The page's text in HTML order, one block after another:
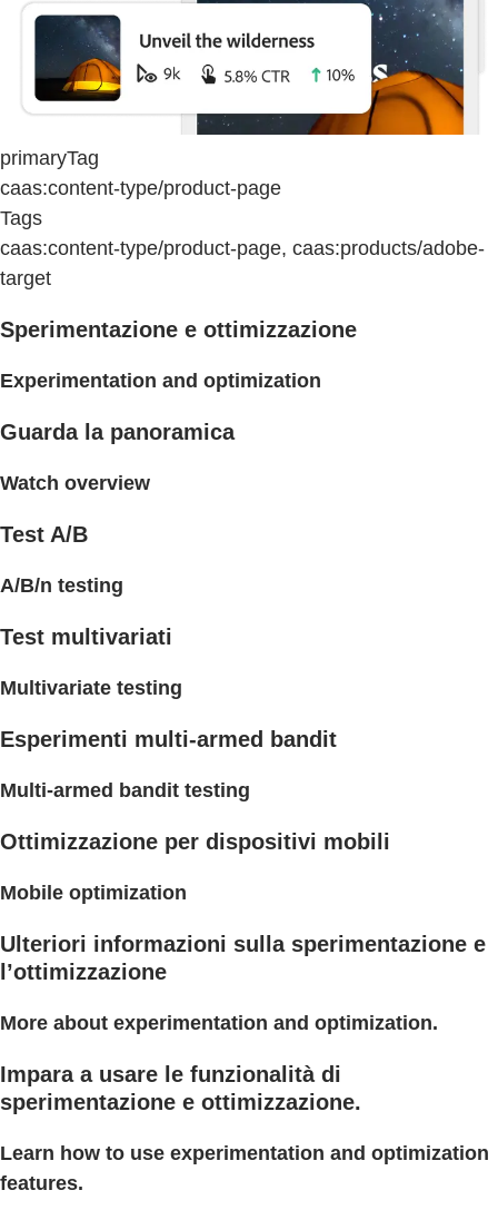
primaryTag
caas:content-type/product-page
Tags
caas:content-type/product-page, caas:products/adobe-
target
Sperimentazione e ottimizzazione
Experimentation and optimization
Guarda la panoramica
Watch overview
Test A/B
A/B/n testing
Test multivariati
Multivariate testing
Esperimenti multi-armed bandit
Multi-armed bandit testing
Ottimizzazione per dispositivi mobili
Mobile optimization
Ulteriori informazioni sulla sperimentazione e
l’ottimizzazione
More about experimentation and optimization.
Impara a usare le funzionalità di
sperimentazione e ottimizzazione.
Learn how to use experimentation and optimization
features.